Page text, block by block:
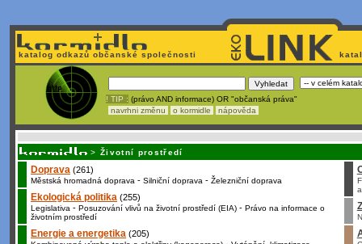
katalog odkazů občanské společnosti
! TIP : (právo AND informace) OR "občanská práva"
navrhni změnu
o kormidle nápověda
> Životní prostředí
Doprava (261)
Městská hromadná doprava - Silniční doprava - Železniční doprava
Ekologická politika (255)
Legislativa - Posuzování vlivů na životní prostředí (EIA) - Právo na informace o
životním prostředí
Energie a energetika (205)